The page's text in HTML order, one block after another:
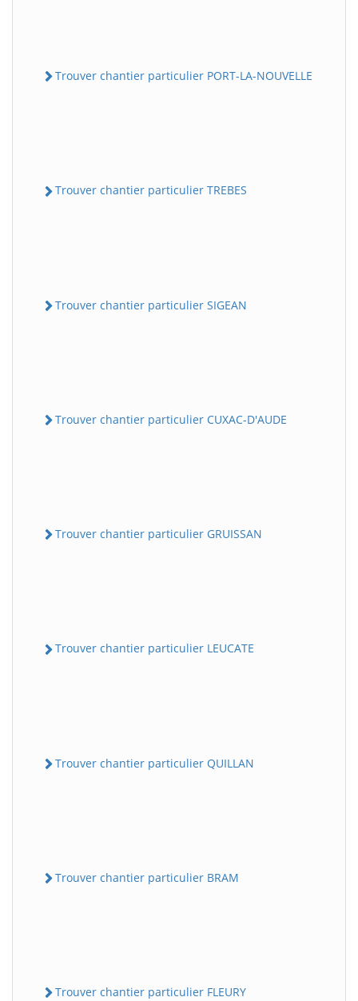
Trouver chantier particulier PORT-LA-NOUVELLE
Trouver chantier particulier TREBES
Trouver chantier particulier SIGEAN
Trouver chantier particulier CUXAC-D'AUDE
Trouver chantier particulier GRUISSAN
Trouver chantier particulier LEUCATE
Trouver chantier particulier QUILLAN
Trouver chantier particulier BRAM
Trouver chantier particulier FLEURY